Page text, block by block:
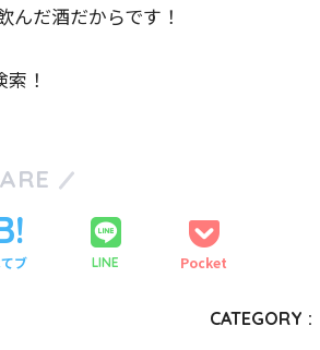
んだ酒だからです！
索！
ブ LINE Pocket
CATEGORY :